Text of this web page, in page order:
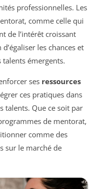
professionnelles. Les
comme celle qui
de l’intérêt croissant
les chances et
talents émergents.
ses ressources
ces pratiques dans
talents. Que ce soit par
de mentorat,
comme des
sur le marché de